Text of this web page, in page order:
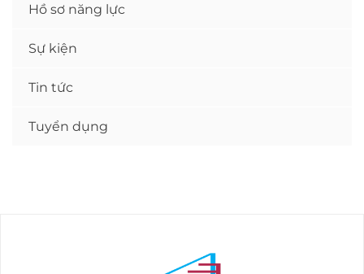
Hồ sơ năng lực
Sự kiện
Tin tức
Tuyển dụng